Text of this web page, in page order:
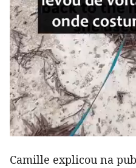
Camille explicou na